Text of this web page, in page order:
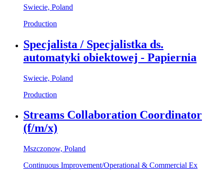
Swiecie, Poland
Production
Specjalista / Specjalistka ds.
automatyki obiektowej - Papiernia
Swiecie, Poland
Production
Streams Collaboration Coordinator
(f/m/x)
Mszczonow, Poland
Continuous Improvement/Operational & Commercial Ex